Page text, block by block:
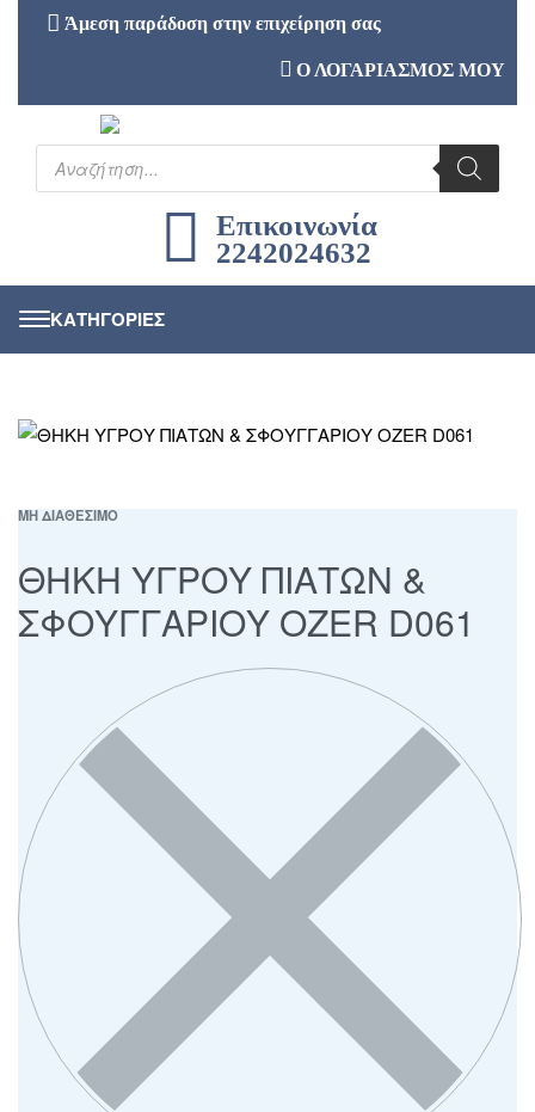
Άμεση παράδοση στην επιχείρηση σας
Ο ΛΟΓΑΡΙΑΣΜΟΣ ΜΟΥ
Επικοινωνία
2242024632
ΜΗ ΔΙΑΘΕΣΙΜΟ
ΘΗΚΗ ΥΓΡΟΥ ΠΙΑΤΩΝ &
ΣΦΟΥΓΓΑΡΙΟΥ OZER D061